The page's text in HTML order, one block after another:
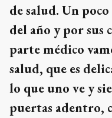
de salud. Un
del año y por sus
parte médico
salud, que es
lo que uno ve y
puertas adentro,